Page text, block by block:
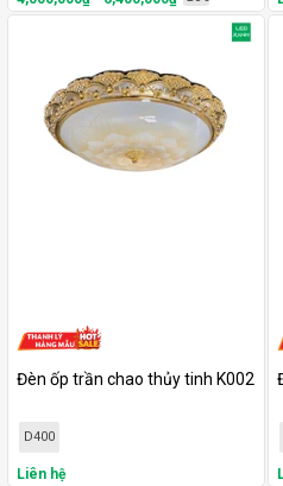
Đèn ốp trần chao thủy tinh K002
D400
Liên hệ